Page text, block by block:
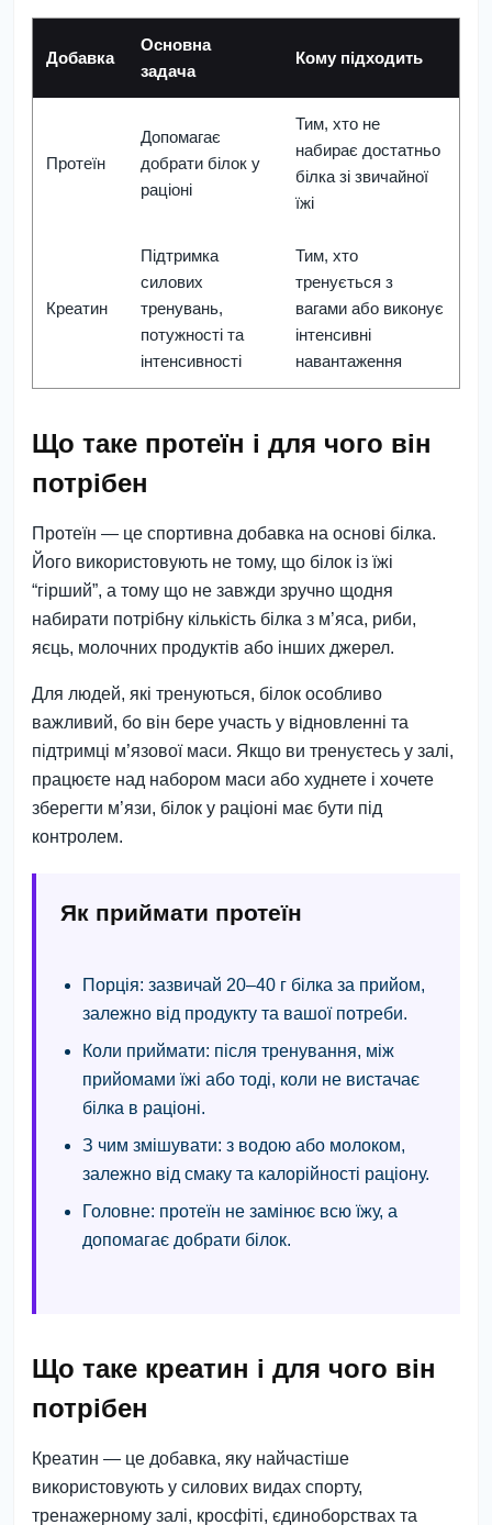
Добавка
Основна
задача
Кому підходить
Протеїн
Допомагає
добрати білок у
раціоні
Тим, хто не
набирає достатньо
білка зі звичайної
їжі
Креатин
Підтримка
силових
тренувань,
потужності та
інтенсивності
Тим, хто
тренується з
вагами або виконує
інтенсивні
навантаження
Що таке протеїн і для чого він
потрібен
Протеїн — це спортивна добавка на основі білка.
Його використовують не тому, що білок із їжі
“гірший”, а тому що не завжди зручно щодня
набирати потрібну кількість білка з м’яса, риби,
яєць, молочних продуктів або інших джерел.
Для людей, які тренуються, білок особливо
важливий, бо він бере участь у відновленні та
підтримці м’язової маси. Якщо ви тренуєтесь у залі,
працюєте над набором маси або худнете і хочете
зберегти м’язи, білок у раціоні має бути під
контролем.
Як приймати протеїн
Порція: зазвичай 20–40 г білка за прийом,
залежно від продукту та вашої потреби.
Коли приймати: після тренування, між
прийомами їжі або тоді, коли не вистачає
білка в раціоні.
З чим змішувати: з водою або молоком,
залежно від смаку та калорійності раціону.
Головне: протеїн не замінює всю їжу, а
допомагає добрати білок.
Що таке креатин і для чого він
потрібен
Креатин — це добавка, яку найчастіше
використовують у силових видах спорту,
тренажерному залі, кросфіті, єдиноборствах та